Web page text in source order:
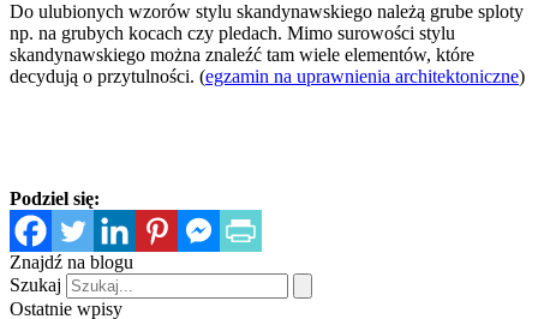
Do ulubionych wzorów stylu skandynawskiego należą grube sploty
np. na grubych kocach czy pledach. Mimo surowości stylu
skandynawskiego można znaleźć tam wiele elementów, które
decydują o przytulności. (egzamin na uprawnienia architektoniczne)
Podziel się:
Znajdź na blogu
Szukaj
Ostatnie wpisy